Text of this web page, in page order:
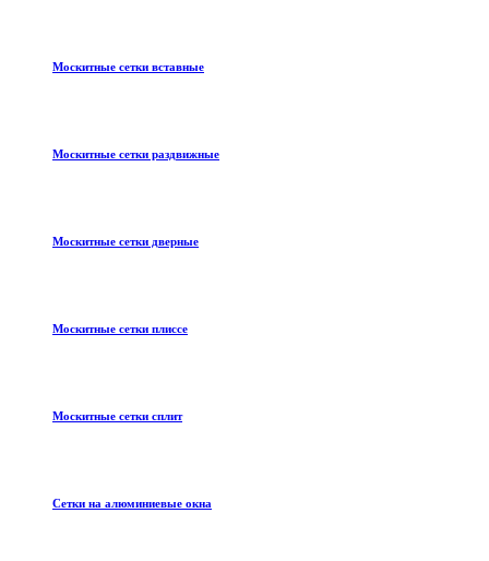
Москитные сетки вставные
Москитные сетки раздвижные
Москитные сетки дверные
Москитные сетки плиссе
Москитные сетки сплит
Сетки на алюминиевые окна